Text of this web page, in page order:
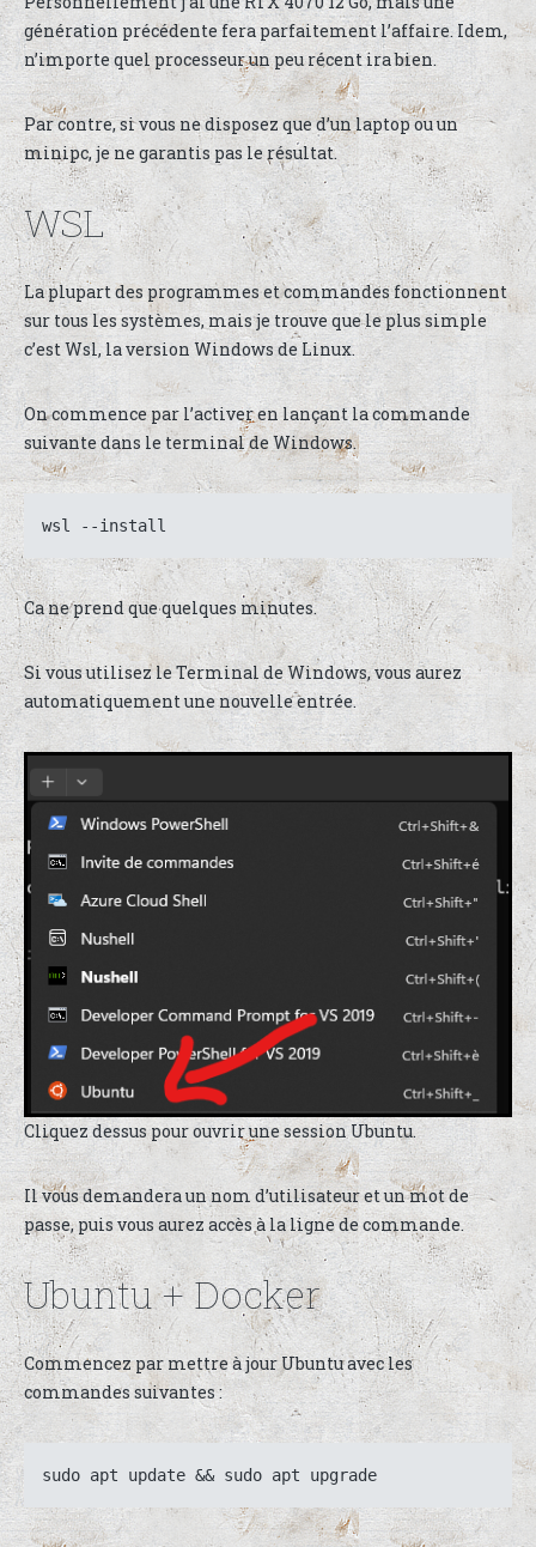
génération précédente fera parfaitement l’affaire. Idem,
n’importe quel processeur un peu récent ira bien.
Par contre, si vous ne disposez que d’un laptop ou un
minipc, je ne garantis pas le résultat.
WSL
La plupart des programmes et commandes fonctionnent
sur tous les systèmes, mais je trouve que le plus simple
c’est Wsl, la version Windows de Linux.
On commence par l’activer en lançant la commande
suivante dans le terminal de Windows.
wsl --install
Ca ne prend que quelques minutes.
Si vous utilisez le Terminal de Windows, vous aurez
automatiquement une nouvelle entrée.
Cliquez dessus pour ouvrir une session Ubuntu.
Il vous demandera un nom d’utilisateur et un mot de
passe, puis vous aurez accès à la ligne de commande.
Ubuntu + Docker
Commencez par mettre à jour Ubuntu avec les
commandes suivantes :
sudo apt update && sudo apt upgrade